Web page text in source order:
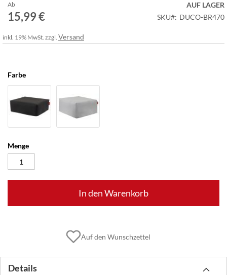
Ab
15,99 €
AUF LAGER
SKU
DUCO-BR470
inkl. 19% MwSt. zzgl. Versand
Farbe
Menge
In den Warenkorb
Auf den Wunschzettel
Details